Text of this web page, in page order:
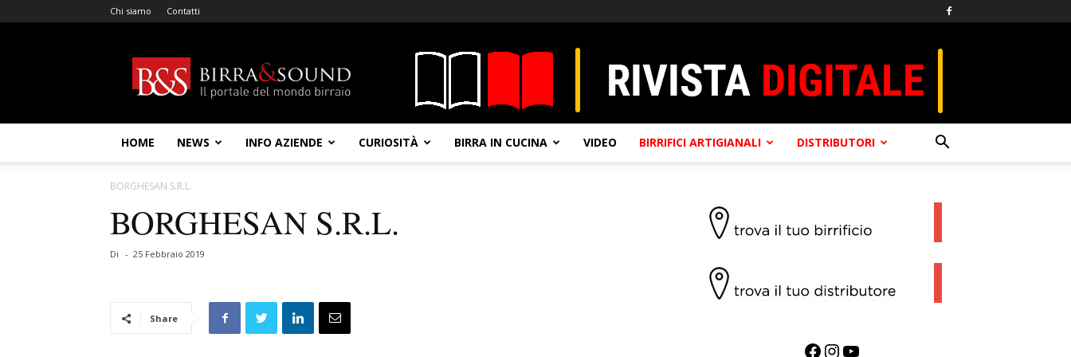
Chi siamo Contatti
&
Sound
HOME NEWS INFO AZIENDE CURIOSITÀ BIRRA IN CUCINA VIDEO BIRRIFICI ARTIGIANALI DISTRIBUTORI
BORGHESAN S.R.L.
BORGHESAN S.R.L.
Di - 25 Febbraio 2019
Share
Facebook InstagramYouTube